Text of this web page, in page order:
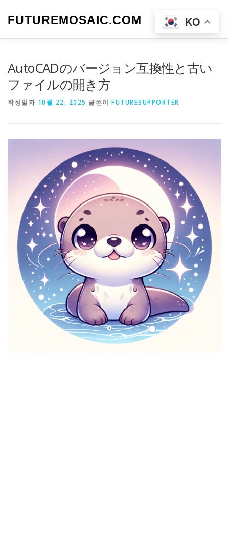
FUTUREMOSAIC.COM 메뉴
AutoCADのバージョン互換性と古い
ファイルの開き方
작성일자 10월 22, 2025 글쓴이 FUTURESUPPORTER
KO